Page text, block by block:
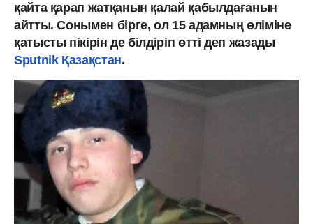
қайта қарап жатқанын қалай қабылдағанын
айтты. Сонымен бірге, ол 15 адамның өліміне
қатысты пікірін де білдіріп өтті деп жазады
Sputnik Қазақстан.